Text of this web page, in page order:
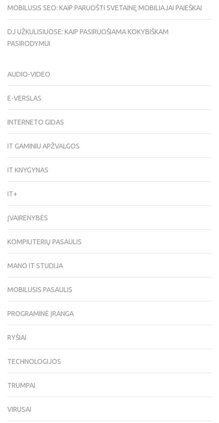
MOBILUSIS SEO: KAIP PARUOŠTI SVETAINĘ MOBILIAJAI PAIEŠKAI
DJ UŽKULISIUOSE: KAIP PASIRUOŠIAMA KOKYBIŠKAM
PASIRODYMUI
AUDIO-VIDEO
E-VERSLAS
INTERNETO GIDAS
IT GAMINIU APŽVALGOS
IT KNYGYNAS
IT+
ĮVAIRENYBĖS
KOMPIUTERIŲ PASAULIS
MANO IT STUDIJA
MOBILUSIS PASAULIS
PROGRAMINĖ ĮRANGA
RYŠIAI
TECHNOLOGIJOS
TRUMPAI
VIRUSAI